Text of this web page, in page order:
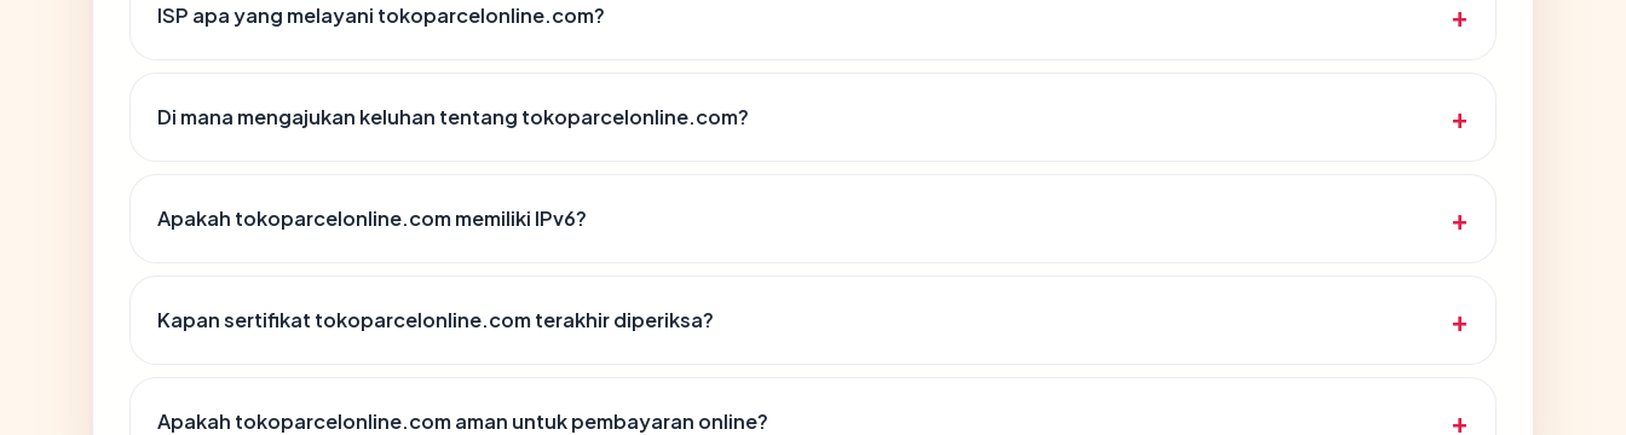
ISP apa yang melayani tokoparcelonline.com?
Di mana mengajukan keluhan tentang tokoparcelonline.com?
Apakah tokoparcelonline.com memiliki IPv6?
Kapan sertifikat tokoparcelonline.com terakhir diperiksa?
Apakah tokoparcelonline.com aman untuk pembayaran online?